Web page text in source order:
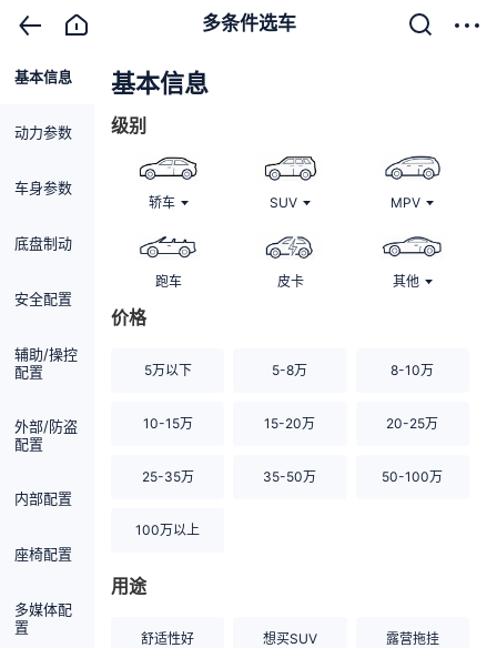
多条件选车
基本信息
动力参数
车身参数
底盘制动
安全配置
辅助/操控
配置
外部/防盗
配置
内部配置
座椅配置
多媒体配
置
基本信息
级别
轿车 SUV MPV
跑车 皮卡 其他
价格
5万以下 5-8万 8-10万
10-15万 15-20万 20-25万
25-35万 35-50万 50-100万
100万以上
用途
舒适性好 想买SUV 露营拖挂